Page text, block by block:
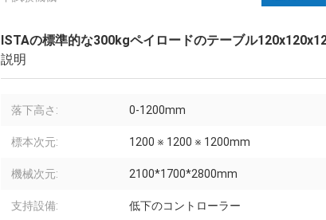
ISTAの標準的な300kgペイロードのテーブル
説明
落下高さ: 0-1200mm
標本次元: 1200 ※ 1200 ※ 1200mm
機械次元: 2100*1700*2800mm
支持設備: 低下のコントローラー